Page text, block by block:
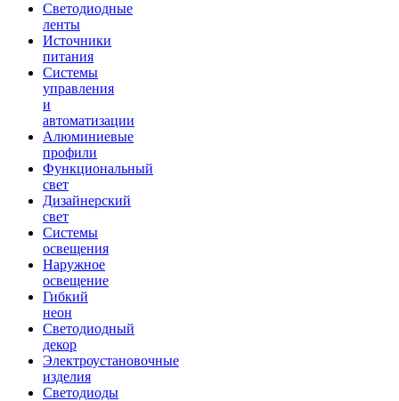
Светодиодные
ленты
Источники
питания
Системы
управления
и
автоматизации
Алюминиевые
профили
Функциональный
свет
Дизайнерский
свет
Системы
освещения
Наружное
освещение
Гибкий
неон
Светодиодный
декор
Электроустановочные
изделия
Светодиоды